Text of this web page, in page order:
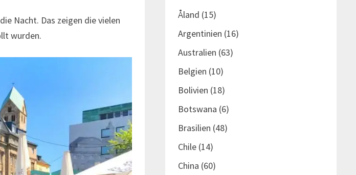
Nacht. Das zeigen die vielen
wurden.
Åland (15)
Argentinien (16)
Australien (63)
Belgien (10)
Bolivien (18)
Botswana (6)
Brasilien (48)
Chile(14)
China (60)